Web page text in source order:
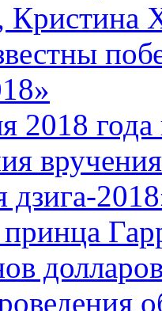
Кристина
2018
дзига-
принца
долларов